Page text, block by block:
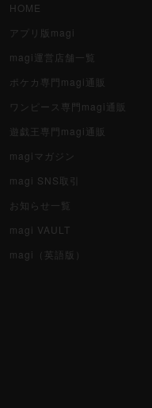
HOME
アプリ版magi
magi運営店舗一覧
ポケカ専門magi通販
ワンピース専門magi通販
遊戯王専門magi通販
magiマガジン
magi SNS取引
お知らせ一覧
magi VAULT
magi（英語版）